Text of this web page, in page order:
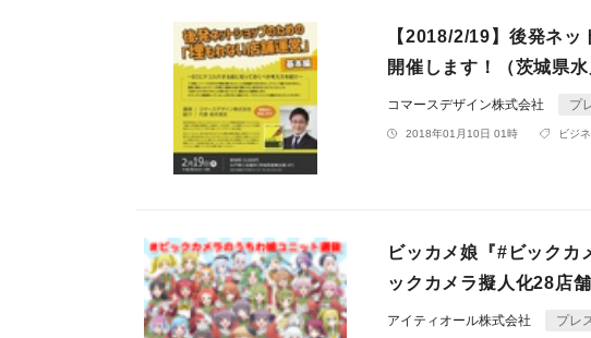
【2018/2/19】後発ネ
開催します！（茨城県水
コマースデザイン株式会社 プ
2018年01月10日 01時 ビジ
ビッカメ娘『#ビックカ
ックカメラ擬人化28店
アイティオール株式会社 プレ